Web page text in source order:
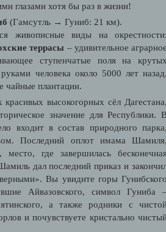
глазами хотя бы раз в жизни!
(Гамсутль → Гуниб: 21 км).
живописные виды на
террасы – удивительное
ступенчатые поля на
человека около 5000 лет
чайные плантации.
высокогорных сёл
значение для Республики.
входит в состав природного
Последний оплот имама
место, где завершилась
дал последний приказ и
Вы увидите горы
Айвазовского, символ Гуниба
а также родники с
и почувствуете кристально